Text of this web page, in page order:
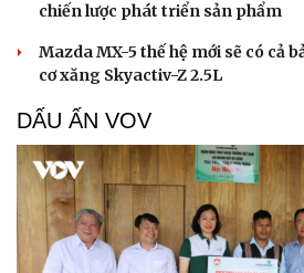
chiến lược phát triển sản phẩm
Mazda MX-5 thế hệ mới sẽ có cả
cơ xăng Skyactiv-Z 2.5L
DẤU ẤN VOV